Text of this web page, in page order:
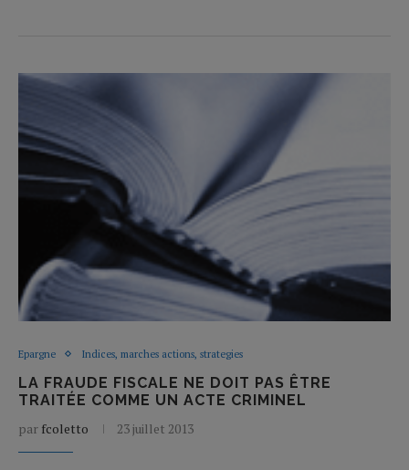
Epargne Indices, marches actions, strategies
LA FRAUDE FISCALE NE DOIT PAS ÊTRE
TRAITÉE COMME UN ACTE CRIMINEL
par fcoletto 23 juillet 2013